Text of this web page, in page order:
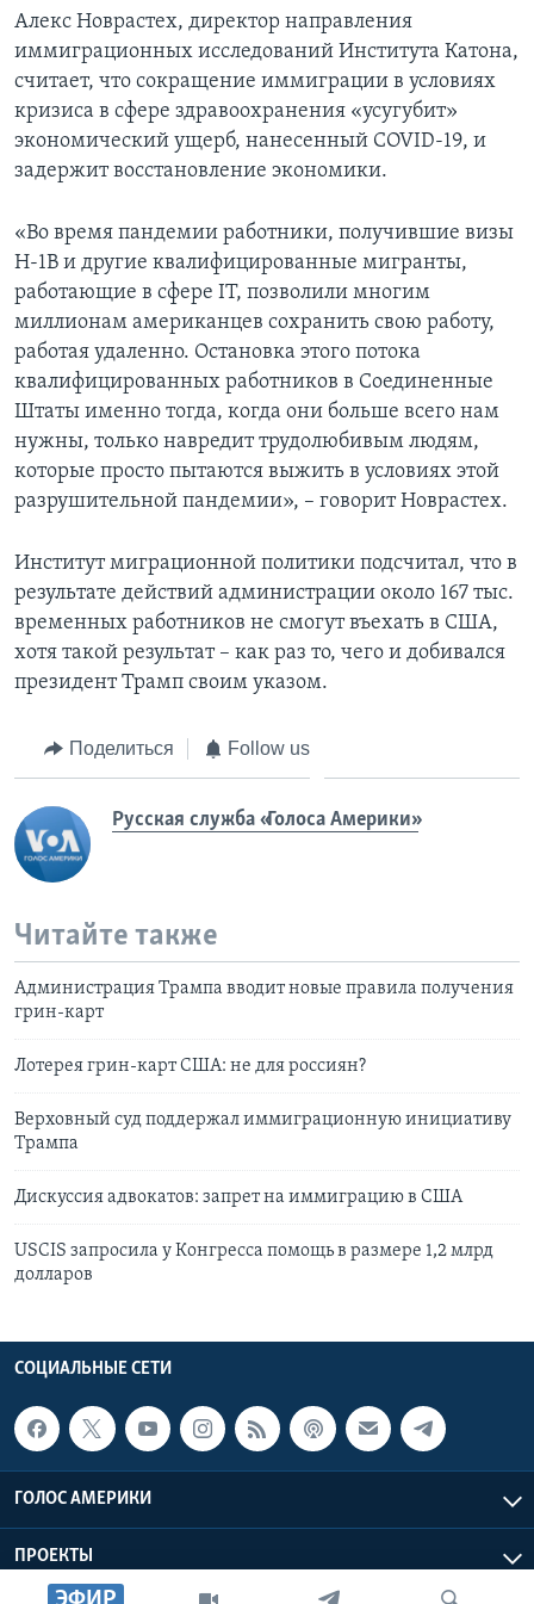
Алекс Новрастех, директор направления
иммиграционных исследований Института Катона,
считает, что сокращение иммиграции в условиях
кризиса в сфере здравоохранения «усугубит»
экономический ущерб, нанесенный COVID-19, и
задержит восстановление экономики.
«Во время пандемии работники, получившие визы
H-1B и другие квалифицированные мигранты,
работающие в сфере IT, позволили многим
миллионам американцев сохранить свою работу,
работая удаленно. Остановка этого потока
квалифицированных работников в Соединенные
Штаты именно тогда, когда они больше всего нам
нужны, только навредит трудолюбивым людям,
которые просто пытаются выжить в условиях этой
разрушительной пандемии», – говорит Новрастех.
Институт миграционной политики подсчитал, что в
результате действий администрации около 167 тыс.
временных работников не смогут въехать в США,
хотя такой результат – как раз то, чего и добивался
президент Трамп своим указом.
Поделиться Follow us
Русская служба «Голоса Америки»
Читайте также
Администрация Трампа вводит новые правила получения
грин-карт
Лотерея грин-карт США: не для россиян?
Верховный суд поддержал иммиграционную инициативу
Трампа
Дискуссия адвокатов: запрет на иммиграцию в США
USCIS запросила у Конгресса помощь в размере 1,2 млрд
долларов
СОЦИАЛЬНЫЕ СЕТИ
ГОЛОС АМЕРИКИ
ПРОЕКТЫ